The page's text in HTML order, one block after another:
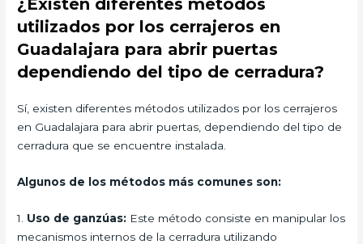
¿Existen diferentes métodos
utilizados por los cerrajeros en
Guadalajara para abrir puertas
dependiendo del tipo de cerradura?
Sí, existen diferentes métodos utilizados por los cerrajeros
en Guadalajara para abrir puertas, dependiendo del tipo de
cerradura que se encuentre instalada.
Algunos de los métodos más comunes son:
1. Uso de ganzúas: Este método consiste en manipular los
mecanismos internos de la cerradura utilizando